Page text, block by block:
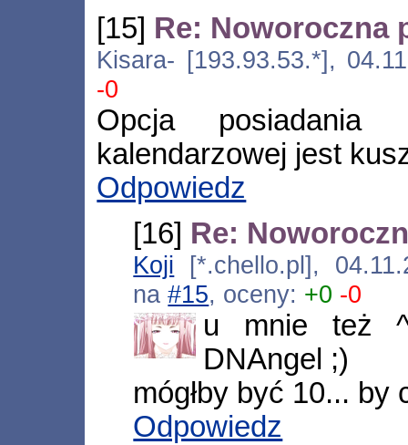
[15] Re: Noworoczna
Kisara- [193.93.53.*],
-0
Opcja
kalendarzowej jest
Odpowiedz
[16] Re:
Koji [*.chello.pl],
na#15, oceny: +0 -0
u mnie też
DNAngel ;)
mógłby być 10... by
Odpowiedz